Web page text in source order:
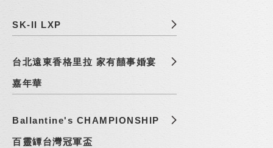
SK-II LXP
台北遠東香格里拉 家有囍事婚宴
嘉年華
Ballantine's CHAMPIONSHIP
百靈罈台灣冠軍盃